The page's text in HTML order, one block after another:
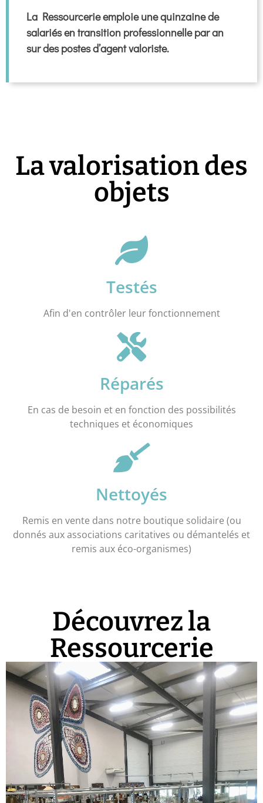
La Ressourcerie emploie une quinzaine de
salariés en transition professionnelle par an
sur des postes d’agent valoriste.
La valorisation des
objets
Testés
Afin d'en contrôler leur fonctionnement
Réparés
En cas de besoin et en fonction des possibilités
techniques et économiques
Nettoyés
Remis en vente dans notre boutique solidaire (ou
donnés aux associations caritatives ou démantelés et
remis aux éco-organismes)
Découvrez la
Ressourcerie